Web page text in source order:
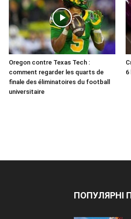
Oregon contre Texas Tech :
comment regarder les quarts de
finale des éliminatoires du football
universitaire
6
ПОПУЛЯРНІ